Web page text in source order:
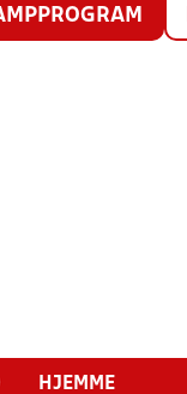
HJEMME